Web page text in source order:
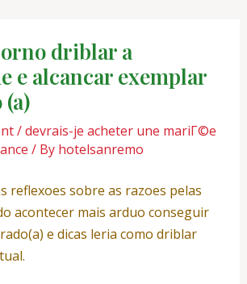
driblar a
e alcancar exemplar
/devrais-je acheter une mariГ©e
/ By hotelsanremo
reflexoes sobre as razoes pelas
acontecer mais arduo conseguir
e dicas leria como driblar